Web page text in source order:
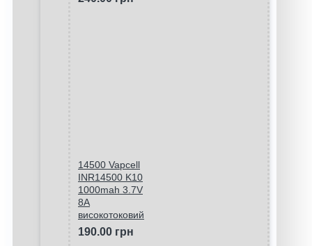
14500 Vapcell
INR14500 K10
1000mah 3.7V
8A
високотоковий
190.00 грн